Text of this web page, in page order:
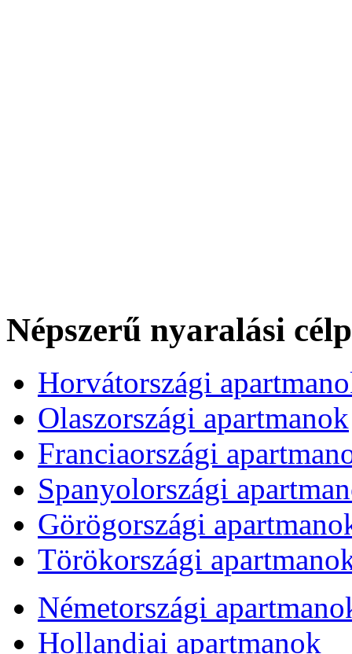
Népszerű nyaralási
Horvátországi
Olaszországi apartmanok
Franciaországi
Spanyolországi
Görögországi
Törökországi
Németországi
Hollandiai apartmanok